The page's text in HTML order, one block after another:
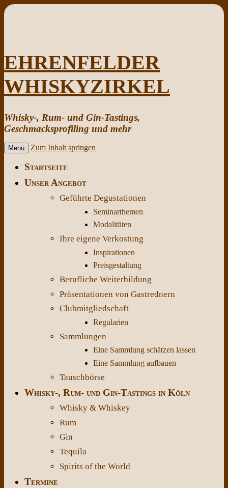
EHRENFELDER
WHISKYZIRKEL
Whisky-, Rum- und Gin-Tastings,
Geschmacksprofiling und mehr
Menü Zum Inhalt springen
Startseite
Unser Angebot
Geführte Degustationen
Seminarthemen
Modalitäten
Ihre eigene Verkostung
Inspirationen
Preisgestaltung
Berufliche Weiterbildung
Präsentationen von Gastrednern
Clubmitgliedschaft
Regularien
Sammlungen
Eine Sammlung schätzen lassen
Eine Sammlung aufbauen
Tauschbörse
Whisky-, Rum- und Gin-Tastings in Köln
Whisky & Whiskey
Rum
Gin
Tequila
Spirits of the World
Termine